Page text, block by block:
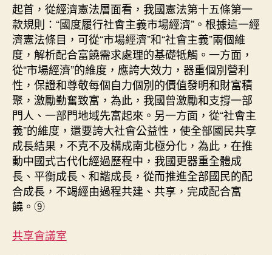
起首，從經濟憲法層面看，我國憲法第十五條第一
款規則：“國度履行社會主義市場經濟”。根據這一經
濟憲法條目，可從“市場經濟”和“社會主義”兩個維
度，解析配合富饒需求處理的基礎牴觸。一方面，
從“市場經濟”的維度，應誇大效力，器重個別營利
性，保證和尊敬每個自力個別的價值發明和財富積
聚，激勵勤奮致富，為此，我國曾激勵和支撐一部
門人、一部門地域先富起來。另一方面，從“社會主
義”的維度，還要誇大社會公益性，使全部國民共享
成長結果，不克不及構成南北極分化，為此，在推
動中國式古代化經過歷程中，我國更器重全體成
長、平衡成長、和諧成長，從而推進全部國民的配
合成長，不竭經由過程共建、共享，完成配合富
饒。⑨
共享會議室